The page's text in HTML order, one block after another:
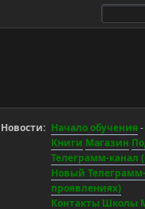
Новости: Начало обучения
Книги Магазин
Телеграмм-канал
Новый
проявлениях)
Контакты Школы